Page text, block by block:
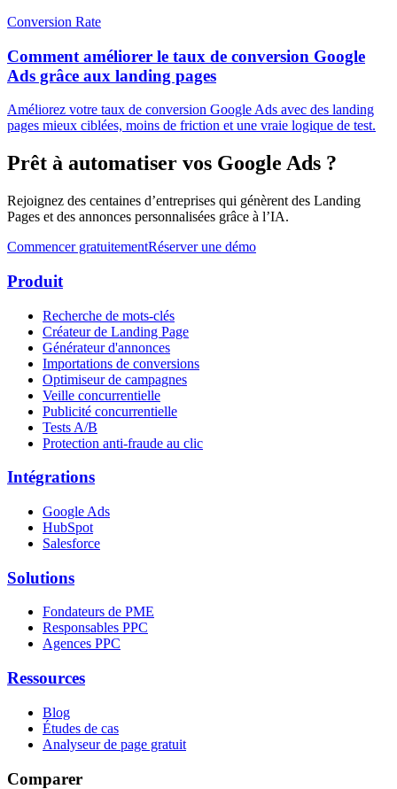
Conversion Rate
Comment améliorer le taux de conversion Google
Ads grâce aux landing pages
Améliorez votre taux de conversion Google Ads avec des landing
pages mieux ciblées, moins de friction et une vraie logique de test.
Prêt à automatiser vos Google Ads ?
Rejoignez des centaines d’entreprises qui génèrent des Landing
Pages et des annonces personnalisées grâce à l’IA.
Commencer gratuitementRéserver une démo
Produit
Recherche de mots-clés
Créateur de Landing Page
Générateur d'annonces
Importations de conversions
Optimiseur de campagnes
Veille concurrentielle
Publicité concurrentielle
Tests A/B
Protection anti-fraude au clic
Intégrations
Google Ads
HubSpot
Salesforce
Solutions
Fondateurs de PME
Responsables PPC
Agences PPC
Ressources
Blog
Études de cas
Analyseur de page gratuit
Comparer